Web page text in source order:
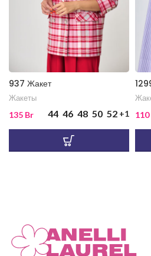
937 Жакет
Жакеты
135 Br 44 46 48 50 52 +1 110